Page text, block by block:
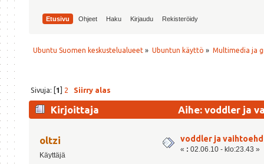
Etusivu Ohjeet Haku Kirjaudu Rekisteröidy
Ubuntu Suomen keskustelualueet » Ubuntun käyttö » Multimedia ja
Sivuja: [1] 2 Siirry alas
Kirjoittaja Aihe: voddler ja
oltzi
Käyttäjä
voddler ja
« : 02.06.10 - klo:23.43 »